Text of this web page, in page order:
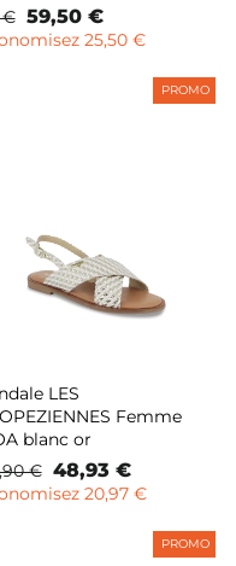
€
Prix
remisé
59,50 €
25,50 €
PROMO
LES
Femme
blanc or
€ Prix
remisé
48,93 €
20,97 €
PROMO